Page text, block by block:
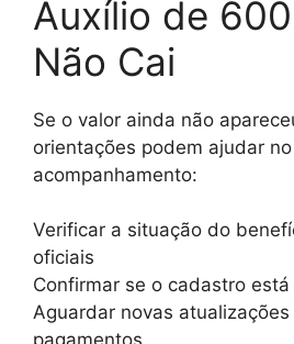
Auxílio de
Não Cai
Se o valor ainda não
orientações podem ajudar no
acompanhamento:
Verificar a situação do
oficiais
Confirmar se o cadastro
Aguardar novas
pagamentos